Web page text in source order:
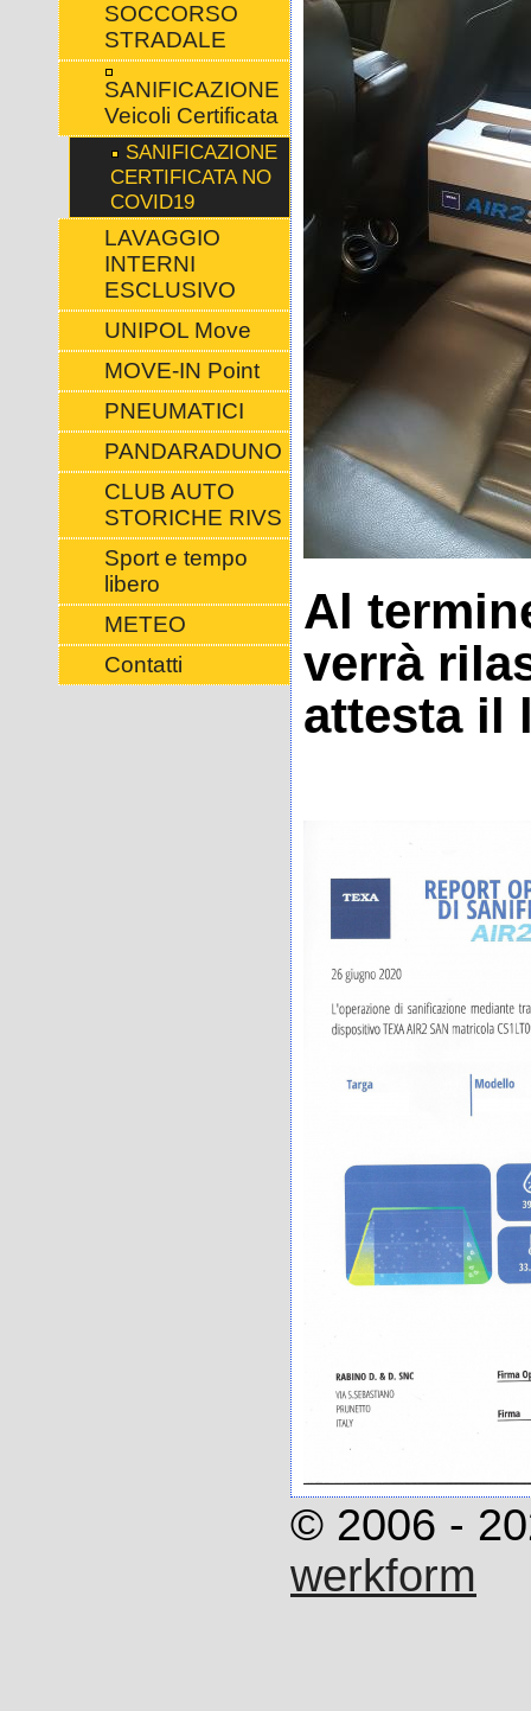
SOCCORSO
STRADALE
SANIFICAZIONE
Veicoli Certificata
SANIFICAZIONE
CERTIFICATA NO
COVID19
LAVAGGIO
INTERNI
ESCLUSIVO
UNIPOL Move
MOVE-IN Point
PNEUMATICI
PANDARADUNO
CLUB AUTO
STORICHE RIVS
Sport e tempo
libero
METEO
Contatti
Al
verrà
attesta il
© 2006 -
werkform